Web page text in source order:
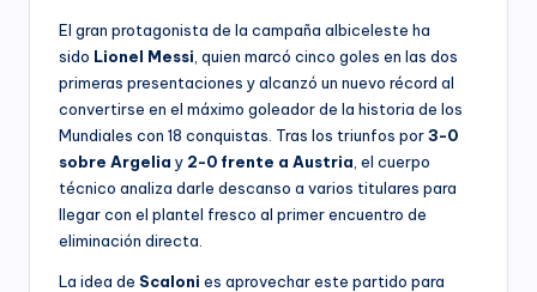
El gran protagonista de la campaña albiceleste ha
sido Lionel Messi , quien marcó cinco goles en las dos
primeras presentaciones y alcanzó un nuevo récord al
convertirse en el máximo goleador de la historia de los
Mundiales con 18 conquistas. Tras los triunfos por3-0
sobre Argelia y 2-0 frente a Austria , el cuerpo
técnico analiza darle descanso a varios titulares para
llegar con el plantel fresco al primer encuentro de
eliminación directa.
La idea de Scaloni es aprovechar este partido para